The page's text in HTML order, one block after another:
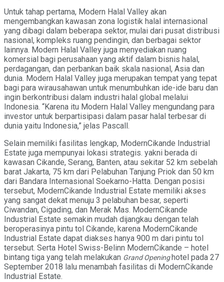
Untuk tahap pertama, Modern Halal Valley akan
mengembangkan kawasan zona logistik halal internasional
yang dibagi dalam beberapa sektor, mulai dari pusat distribusi
nasional, kompleks ruang pendingin, dan berbagai sektor
lainnya. Modern Halal Valley juga menyediakan ruang
komersial bagi perusahaan yang aktif dalam bisnis halal,
perdagangan, dan perbankan baik skala nasional, Asia dan
dunia. Modern Halal Valley juga merupakan tempat yang tepat
bagi para wirausahawan untuk menumbuhkan ide-ide baru dan
ingin berkontribusi dalam industri halal global melalui
Indonesia. “Karena itu Modern Halal Valley mengundang para
investor untuk berpartisipasi dalam pasar halal terbesar di
dunia yaitu Indonesia,” jelas Pascall.
Selain memiliki fasilitas lengkap, ModernCikande Industrial
Estate juga mempunyai lokasi strategis. yakni berada di
kawasan Cikande, Serang, Banten, atau sekitar 52 km sebelah
barat Jakarta, 75 km dari Pelabuhan Tanjung Priok dan 50 km
dari Bandara Internasional Soekarno-Hatta. Dengan posisi
tersebut, ModernCikande Industrial Estate memiliki akses
yang sangat dekat menuju 3 pelabuhan besar, seperti
Ciwandan, Cigading, dan Merak Mas. ModernCikande
Industrial Estate semakin mudah dijangkau dengan telah
beroperasinya pintu tol Cikande, karena ModernCikande
Industrial Estate dapat diakses hanya 900 m dari pintu tol
tersebut. Serta Hotel Swiss-Belinn ModernCikande – hotel
bintang tiga yang telah melakukan Grand Opening hotel pada 27
September 2018 lalu menambah fasilitas di ModernCikande
Industrial Estate.